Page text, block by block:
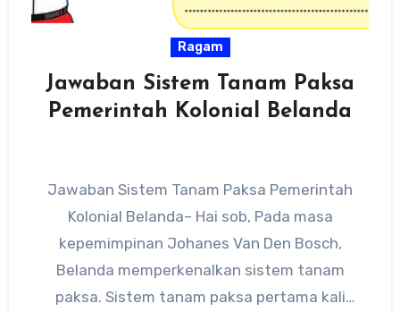
Ragam
Jawaban Sistem Tanam Paksa
Pemerintah Kolonial Belanda
Jawaban Sistem Tanam Paksa Pemerintah
Kolonial Belanda– Hai sob, Pada masa
kepemimpinan Johanes Van Den Bosch,
Belanda memperkenalkan sistem tanam
paksa. Sistem tanam paksa pertama kali